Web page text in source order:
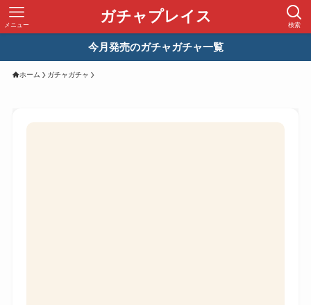
ガチャプレイス 検索
メニュー
今月発売のガチャガチャ一覧
ホーム ガチャガチャ